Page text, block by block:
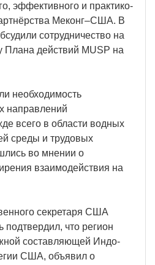
эффективного и практико-
Меконг–США. В
сотрудничество на
Плана действий MUSP на
необходимость
направлений
всего в области водных
среды и трудовых
во мнении о
взаимодействия на
секретаря США
что регион
составляющей Индо-
США, объявил о